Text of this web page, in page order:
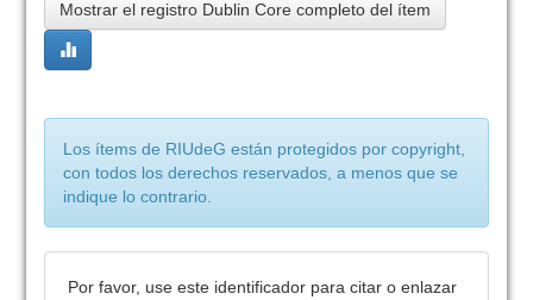
Mostrar el registro Dublin Core completo del ítem
Los ítems de RIUdeG están protegidos por copyright,
con todos los derechos reservados, a menos que se
indique lo contrario.
Por favor, use este identificador para citar o enlazar